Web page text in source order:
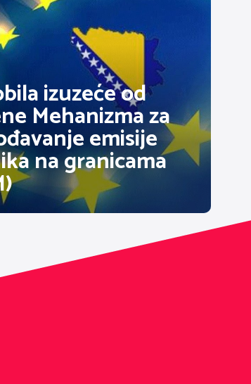
izuzeće od
Mehanizma za
emisije
na granicama